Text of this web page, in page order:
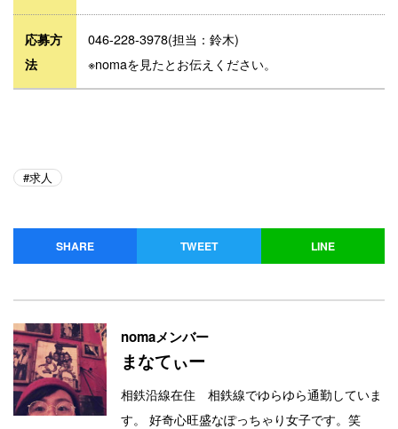
応募方
法
046-228-3978(担当：鈴木)
※nomaを見たとお伝えください。
求人
SHARE TWEET LINE
nomaメンバー
まなてぃー
相鉄沿線在住 相鉄線でゆらゆら通勤していま
す。 好奇心旺盛なぽっちゃり女子です。笑